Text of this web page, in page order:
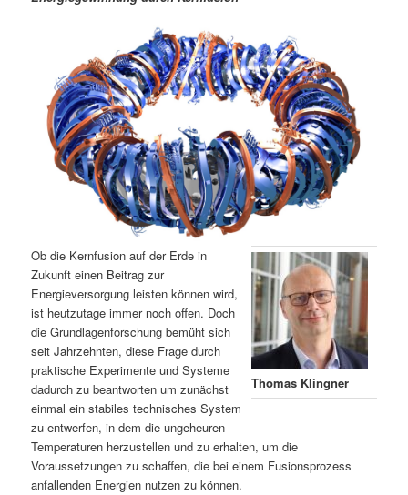
e
h
a
l
t
s
p
ä
I
n
h
a
l
t
n
Thomas Klingner
Ob die Kernfusion auf der Erde in
Zukunft einen Beitrag zur
Energieversorgung leisten können wird,
ist heutzutage immer noch offen. Doch
die Grundlagenforschung bemüht sich
seit Jahrzehnten, diese Frage durch
praktische Experimente und Systeme
dadurch zu beantworten um zunächst
einmal ein stabiles technisches System
zu entwerfen, in dem die ungeheuren
Temperaturen herzustellen und zu erhalten, um die
Voraussetzungen zu schaffen, die bei einem Fusionsprozess
anfallenden Energien nutzen zu können.